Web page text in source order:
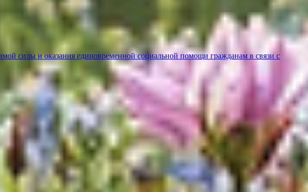
силы и оказания единовременной социальной помощи гражданам в связи с